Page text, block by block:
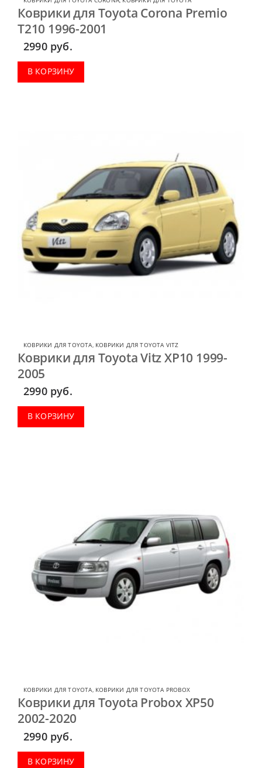
Коврики для Toyota Corona Premio
T210 1996-2001
2990 руб.
В КОРЗИНУ
КОВРИКИ ДЛЯ TOYOTA, КОВРИКИ ДЛЯ TOYOTA VITZ
Коврики для Toyota Vitz XP10 1999-
2005
2990 руб.
В КОРЗИНУ
КОВРИКИ ДЛЯ TOYOTA, КОВРИКИ ДЛЯ TOYOTA PROBOX
Коврики для Toyota Probox XP50
2002-2020
2990 руб.
В КОРЗИНУ